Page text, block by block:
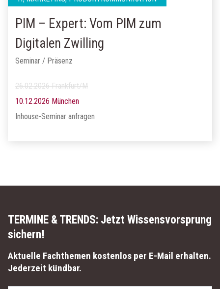
PIM – Expert: Vom PIM zum
Digitalen Zwilling
Seminar / Präsenz
26.02.2026 Frankfurt/M
10.12.2026 München
Inhouse-Seminar anfragen
TERMINE & TRENDS: Jetzt Wissensvorsprung
sichern!
Aktuelle Fachthemen kostenlos per E-Mail erhalten.
Jederzeit kündbar.